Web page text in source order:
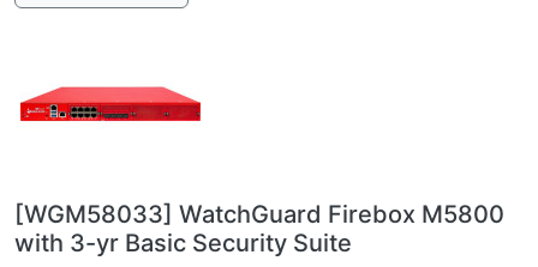
[WGM58033] WatchGuard Firebox M5800
with 3-yr Basic Security Suite